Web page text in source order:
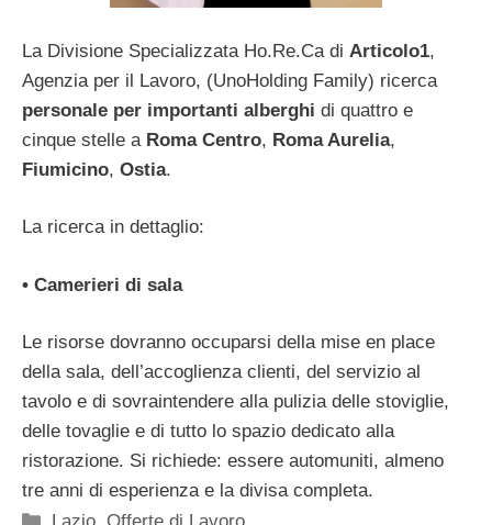
La Divisione Specializzata Ho.Re.Ca di Articolo1,
Agenzia per il Lavoro, (UnoHolding Family) ricerca
personale per importanti alberghi di quattro e
cinque stelle a Roma Centro, Roma Aurelia,
Fiumicino, Ostia.
La ricerca in dettaglio:
• Camerieri di sala
Le risorse dovranno occuparsi della mise en place
della sala, dell’accoglienza clienti, del servizio al
tavolo e di sovraintendere alla pulizia delle stoviglie,
delle tovaglie e di tutto lo spazio dedicato alla
ristorazione. Si richiede: essere automuniti, almeno
tre anni di esperienza e la divisa completa.
Categorie